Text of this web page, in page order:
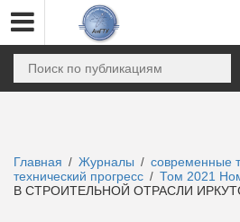
Главная / Журналы / современные
технический прогресс / Том 2021
В СТРОИТЕЛЬНОЙ ОТРАСЛИ